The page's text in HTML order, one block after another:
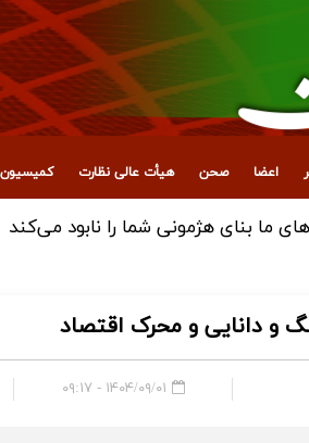
اعضا صحن هیأت عالی نظارت
مالی و پشتیبانی مجمع تشخیص
و دانایی و محرک اقتصاد
۱۴۰۴/۰۹/۰۱ - ۰۹:۱۷